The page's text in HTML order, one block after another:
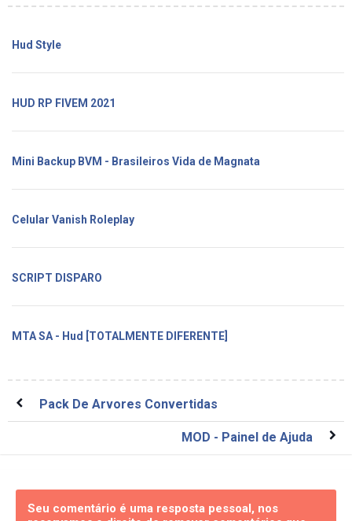
Hud Style
HUD RP FIVEM 2021
Mini Backup BVM - Brasileiros Vida de Magnata
Celular Vanish Roleplay
SCRIPT DISPARO
MTA SA - Hud [TOTALMENTE DIFERENTE]
Pack De Arvores Convertidas
MOD - Painel de Ajuda
Seu comentário é uma resposta pessoal, nos